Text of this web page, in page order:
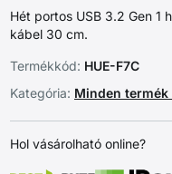
Hét portos USB 3.2 Gen 1
kábel 30 cm.
Termékkód: HUE-F7C
Kategória: Minden termék
Hol vásárolható online?